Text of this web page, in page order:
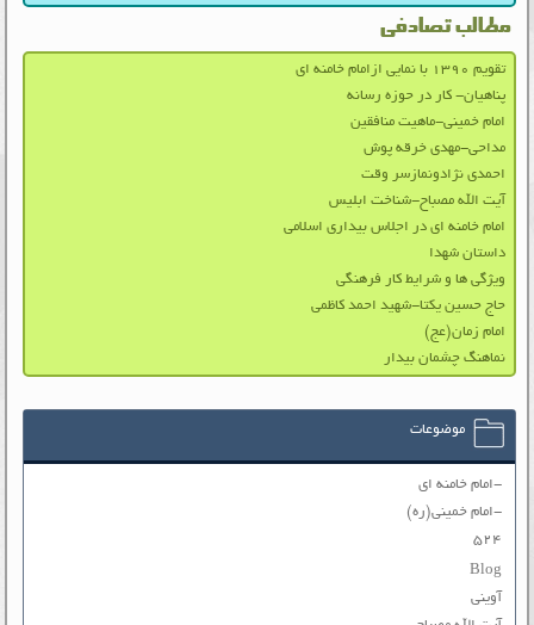
مطالب تصادفی
تقویم ۱۳۹۰ با نمایی ازامام خامنه ای
پناهیان- کار در حوزه رسانه
امام خمینی-ماهیت منافقین
مداحی-مهدی خرقه پوش
احمدی نژادونمازسر وقت
آیت الله مصباح-شناخت ابلیس
امام خامنه ای در اجلاس بیداری اسلامی
داستان شهدا
ویژگی‌ ها و شرایط کار فرهنگی
حاج حسین یکتا-شهید احمد کاظمی
امام زمان(عج)
نماهنگ چشمان بیدار
موضوعات
-امام خامنه ای
-امام خمینی(ره)
۵۲۴
Blog
آوینی